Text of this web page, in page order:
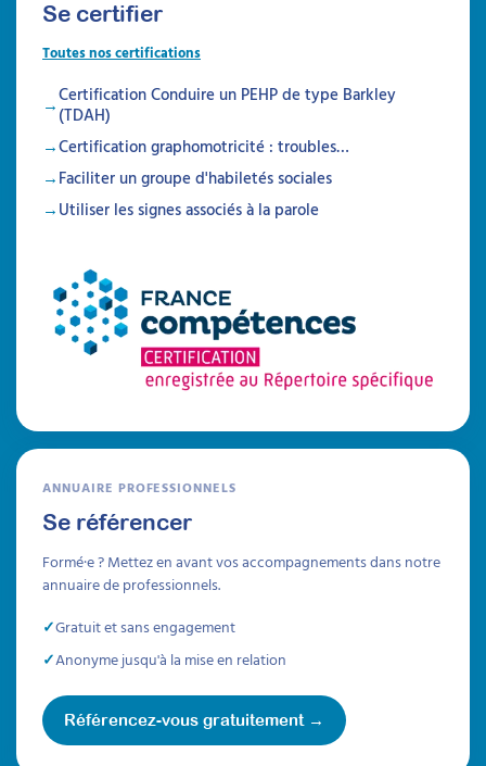
Se certifier
Toutes nos certifications
Certification Conduire un PEHP de type Barkley
(TDAH)
Certification graphomotricité : troubles…
Faciliter un groupe d'habiletés sociales
Utiliser les signes associés à la parole
ANNUAIRE PROFESSIONNELS
Se référencer
Formé·e ? Mettez en avant vos accompagnements dans notre
annuaire de professionnels.
Gratuit et sans engagement
Anonyme jusqu'à la mise en relation
Référencez-vous gratuitement →